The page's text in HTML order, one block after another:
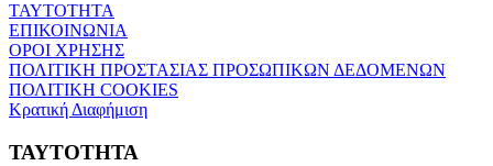
ΤΑΥΤΟΤΗΤΑ
ΕΠΙΚΟΙΝΩΝΙΑ
ΟΡΟΙ ΧΡΗΣΗΣ
ΠΟΛΙΤΙΚΗ ΠΡΟΣΤΑΣΙΑΣ ΠΡΟΣΩΠΙΚΩΝ ΔΕΔΟΜΕΝΩΝ
ΠΟΛΙΤΙΚΗ COOKIES
Κρατική Διαφήμιση
ΤΑΥΤΟΤΗΤΑ